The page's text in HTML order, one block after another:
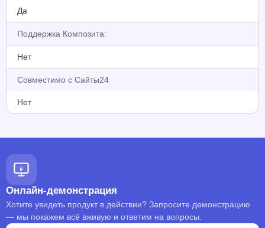
Да
Поддержка Композита:
Нет
Совместимо с Сайты24
Нет
Онлайн-демонстрация
Хотите увидеть продукт в действии? Запросите демонстрацию
— мы покажем всё вживую и ответим на вопросы.